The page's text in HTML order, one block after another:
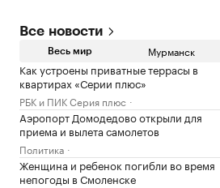
Все новости
Весь мир Мурманск
Как устроены приватные террасы в
квартирах «Серии плюс»
РБК и ПИК Серия плюс
Аэропорт Домодедово открыли для
приема и вылета самолетов
Политика
Женщина и ребенок погибли во время
непогоды в Смоленске